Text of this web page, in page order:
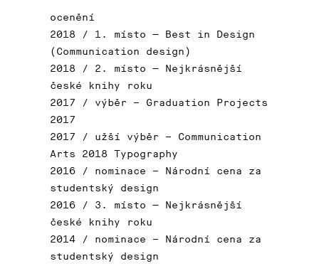
ocenění
2018 / 1. místo — Best in Design
(Communication design)
2018 / 2. místo — Nejkrásnější
české knihy roku
2017 / výběr – Graduation Projects
2017
2017 / užší výběr – Communication
Arts 2018 Typography
2016 / nominace – Národní cena za
studentský design
2016 / 3. místo — Nejkrásnější
české knihy roku
2014 / nominace – Národní cena za
studentský design